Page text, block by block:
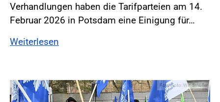
Verhandlungen haben die Tarifparteien am 14.
Februar 2026 in Potsdam eine Einigung für…
Weiterlesen
Foto:Foto: Windmüller